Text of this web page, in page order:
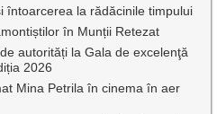
întoarcerea la rădăcinile timpului
în Munții Retezat
autorități la Gala de excelenţă
2026
Mina Petrila în cinema în aer